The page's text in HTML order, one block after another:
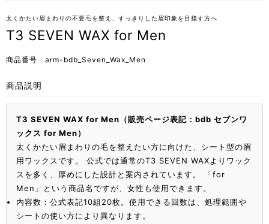
太くかたい眉まわりの不要毛を整え、すっきりした眉印象を目指す方へ
T3 SEVEN WAX for Men
商品番号 arm-bdb_Seven_Wax_Men
商品説明
T3 SEVEN WAX for Men（販売ページ表記：bdb セブンワ
ックス for Men）
太くかたい眉まわりの毛を整えたい方に向けた、シート型の眉
用ワックスです。 公式では通常のT3 SEVEN WAXよりワック
スを多く、厚めにした設計と案内されています。 「for
Men」という商品名ですが、女性も使用できます。
内容数：公式表記10組20枚。使用できる回数は、処理範囲や
シートの使い方により異なります。